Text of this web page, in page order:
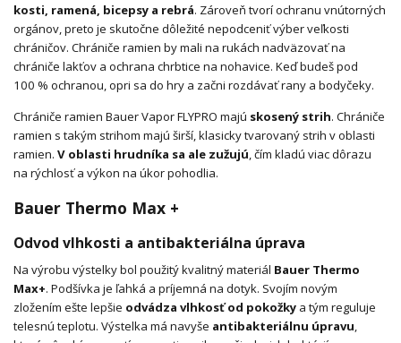
kosti, ramená, bicepsy a rebrá. Zároveň tvorí ochranu vnútorných
orgánov, preto je skutočne dôležité nepodceniť výber veľkosti
chráničov. Chrániče ramien by mali na rukách nadväzovať na
chrániče lakťov a ochrana chrbtice na nohavice. Keď budeš pod
100 % ochranou, opri sa do hry a začni rozdávať rany a bodyčeky.
Chrániče ramien Bauer Vapor FLYPRO majú skosený strih. Chrániče
ramien s takým strihom majú širší, klasicky tvarovaný strih v oblasti
ramien. V oblasti hrudníka sa ale zužujú, čím kladú viac dôrazu
na rýchlosť a výkon na úkor pohodlia.
Bauer Thermo Max +
Odvod vlhkosti a antibakteriálna úprava
Na výrobu výstelky bol použitý kvalitný materiál Bauer Thermo
Max+. Podšívka je ľahká a príjemná na dotyk. Svojím novým
zložením ešte lepšie odvádza vlhkosť od pokožky a tým reguluje
telesnú teplotu. Výstelka má navyše antibakteriálnu úpravu,